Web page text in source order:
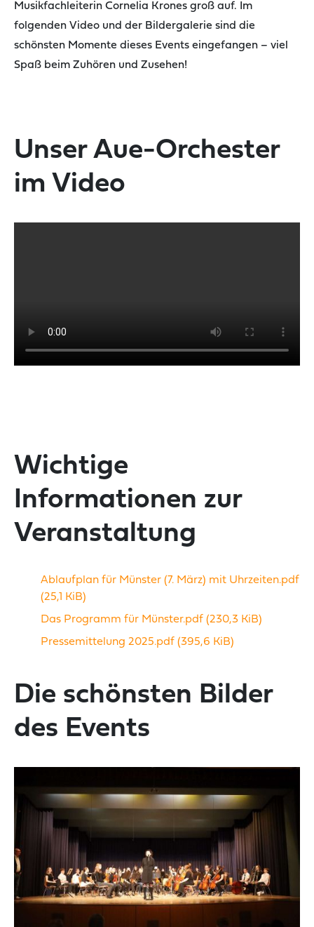
Musikfachleiterin Cornelia Krones groß auf. Im
folgenden Video und der Bildergalerie sind die
schönsten Momente dieses Events eingefangen – viel
Spaß beim Zuhören und Zusehen!
Unser Aue-Orchester
im Video
Wichtige
Informationen zur
Veranstaltung
Ablaufplan für Münster (7. März) mit Uhrzeiten.pdf
(25,1 KiB)
Das Programm für Münster.pdf (230,3 KiB)
Pressemittelung 2025.pdf (395,6 KiB)
Die schönsten Bilder
des Events